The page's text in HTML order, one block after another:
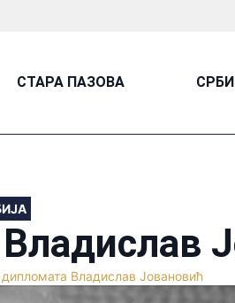
СТАРА ПАЗОВА
Владислав Јовановић